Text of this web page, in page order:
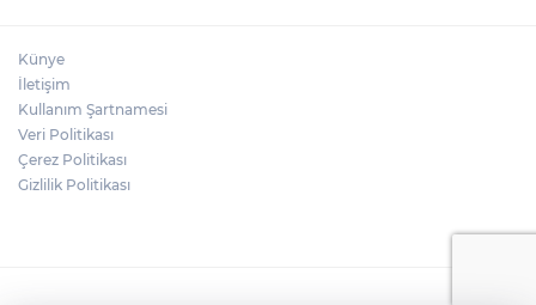
Künye
İletişim
Kullanım Şartnamesi
Veri Politikası
Çerez Politikası
Gizlilik Politikası